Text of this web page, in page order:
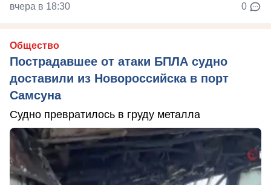
вчера в 18:30 0
Общество
Пострадавшее от атаки БПЛА судно
доставили из Новороссийска в порт
Самсуна
Судно превратилось в груду металла